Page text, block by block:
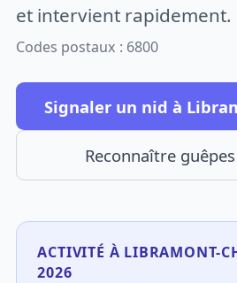
et intervient rapidement.
Codes postaux : 6800
Signaler un nid à
Reconnaître
ACTIVITÉ À LIBRAMONT-
2026